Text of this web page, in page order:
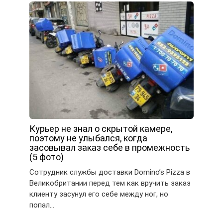
Курьер не знал о скрытой камере,
поэтому не улыбался, когда
засовывал заказ себе в промежность
(5 фото)
Сотрудник службы доставки Domino’s Pizza в
Великобритании перед тем как вручить заказ
клиенту засунул его себе между ног, но
попал…